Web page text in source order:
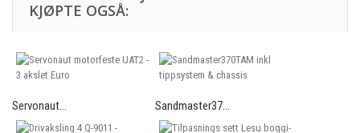
KJØPTE OGSÅ:
Servonaut... Sandmaster37...